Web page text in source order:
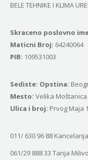
BELE TEHNIKE I KLIMA
Skraceno poslovno
Маticni Broj: 64240064
PIB: 109531003
Sediste: Opstina:
Mesto: Velika Moštanica
Ulica i broj: Prvog Maja
011/ 630 96 88 Kancelarija
061/29 888 33 Tanja